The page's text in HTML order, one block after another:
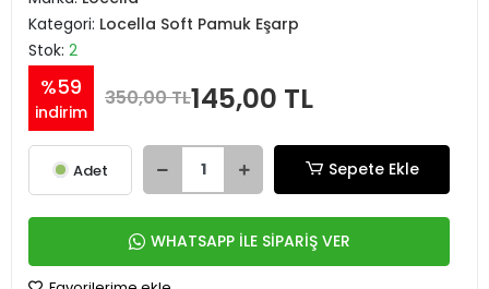
Kategori: Locella Soft Pamuk Eşarp
Stok: 2
%59
indirim
350,00 TL145,00 TL
Adet Sepete Ekle
WHATSAPP İLE SİPARİŞ VER